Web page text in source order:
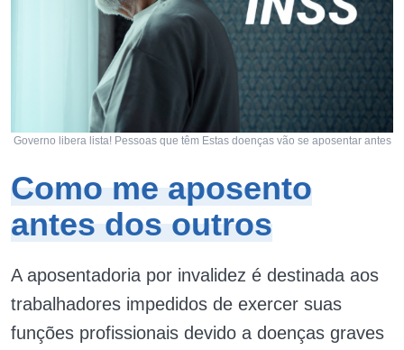
Governo libera lista! Pessoas que têm Estas doenças vão se aposentar antes
Como me aposento
antes dos outros
A aposentadoria por invalidez é destinada aos
trabalhadores impedidos de exercer suas
funções profissionais devido a doenças graves